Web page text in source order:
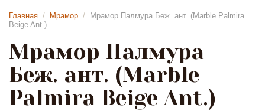
Главная / Мрамор /
Мрамор Палмура Беж. ант. (Marble Palmira
Beige Ant.)
Мрамор Палмура
Беж. ант. (Marble
Palmira Beige Ant.)